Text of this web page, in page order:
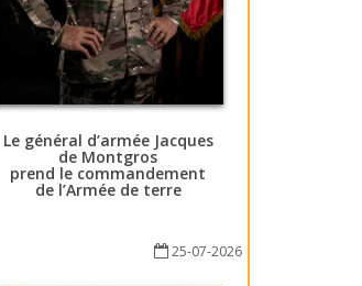
Le général d’armée Jacques
de Montgros
prend le commandement
de l’Armée de terre
25-07-2026